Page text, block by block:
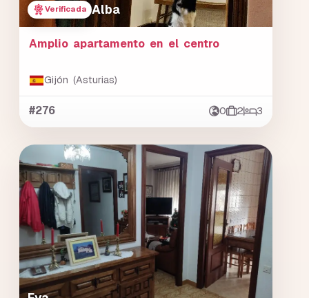
Verificada Alba
Amplio apartamento en el centro
Gijón (Asturias)
#276 0 2 3